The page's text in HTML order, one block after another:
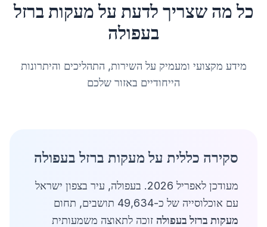
כל מה שצריך לדעת עלמעקות ברזל
בעפולה
מידע מקצועי ומעמיק על השירות, התהליכים והיתרונות
הייחודיים באזור שלכם
סקירה כללית על מעקות ברזל בעפולה
מעודכן לאפריל 2026. בעפולה, עיר בצפון ישראל
עם אוכלוסייה של כ-49,634 תושבים, תחום
מעקות ברזל בעפולה זוכה לתאוצה משמעותית